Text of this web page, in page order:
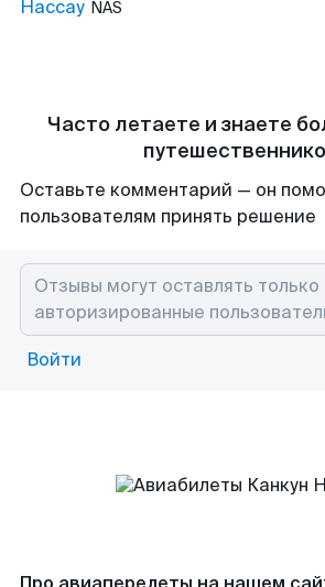
Нассау NAS
Часто летаете и знаете
Оставьте комментарий — он
пользователям принять решение
Войти